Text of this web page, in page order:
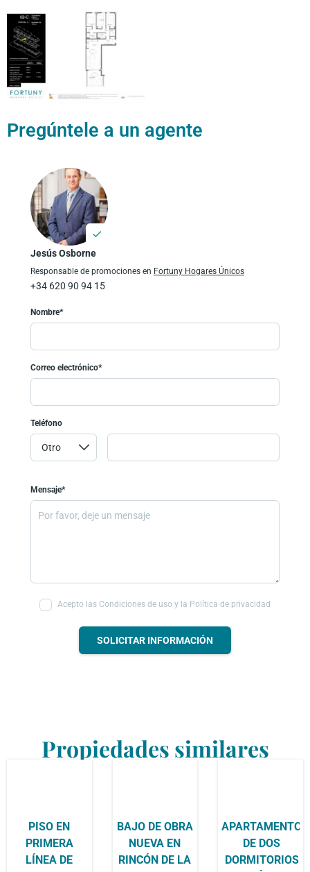
Pregúntele a un agente
Jesús Osborne
Responsable de promociones en Fortuny Hogares Únicos
+34 620 90 94 15
Nombre*
Correo electrónico*
Teléfono
Mensaje*
Acepto las Condiciones de uso y la Política de privacidad
SOLICITAR INFORMACIÓN
Propiedades similares
PISO EN
PRIMERA
LÍNEA DE
BAJO DE OBRA
NUEVA EN
RINCÓN DE LA
APARTAMENTO
DE DOS
DORMITORIOS